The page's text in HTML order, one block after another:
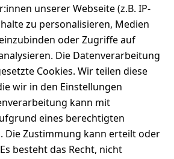
unserer Webseite (z.B. IP-
zu personalisieren, Medien
oder Zugriffe auf
Die Datenverarbeitung
Cookies. Wir teilen diese
wir in den Einstellungen
kann mit
eines berechtigten
Die Zustimmung kann erteilt oder
besteht das Recht, nicht